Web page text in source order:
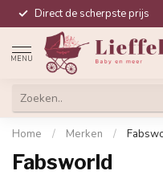
Direct de scherpste prijs
MENU
Home / Merken /
Fabsworld